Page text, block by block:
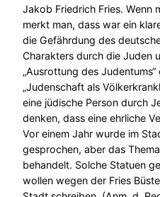
Jakob Friedrich Fries. Wenn
merkt man, dass war ein
die Gefährdung des
Charakters durch die Juden
„Ausrottung des
„Judenschaft als
eine jüdische Person durch
denken, dass eine ehrliche
Vor einem Jahr wurde im
gesprochen, aber das
behandelt. Solche Statuen
wollen wegen der Fries